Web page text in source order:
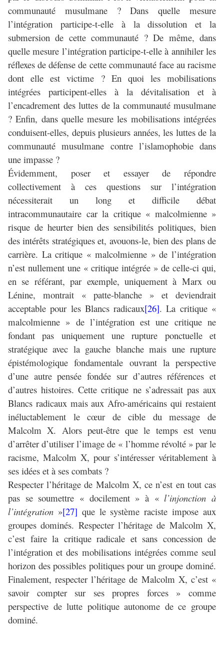
communauté musulmane ? Dans quelle mesure
l’intégration participe-t-elle à la dissolution et la
submersion de cette communauté ? De même, dans
quelle mesure l’intégration participe-t-elle à annihiler les
réflexes de défense de cette communauté face au racisme
dont elle est victime ? En quoi les mobilisations
intégrées participent-elles à la dévitalisation et à
l’encadrement des luttes de la communauté musulmane
? Enfin, dans quelle mesure les mobilisations intégrées
conduisent-elles, depuis plusieurs années, les luttes de la
communauté musulmane contre l’islamophobie dans
une impasse ?
Évidemment, poser et essayer de répondre
collectivement à ces questions sur l’intégration
nécessiterait un long et difficile débat
intracommunautaire car la critique « malcolmienne »
risque de heurter bien des sensibilités politiques, bien
des intérêts stratégiques et, avouons-le, bien des plans de
carrière. La critique « malcolmienne » de l’intégration
n’est nullement une « critique intégrée » de celle-ci qui,
en se référant, par exemple, uniquement à Marx ou
Lénine, montrait « patte-blanche » et deviendrait
acceptable pour les Blancs radicaux[26]. La critique «
malcolmienne » de l’intégration est une critique ne
fondant pas uniquement une rupture ponctuelle et
stratégique avec la gauche blanche mais une rupture
épistémologique fondamentale ouvrant la perspective
d’une autre pensée fondée sur d’autres références et
d’autres histoires. Cette critique ne s’adressait pas aux
Blancs radicaux mais aux Afro-américains qui restaient
inéluctablement le cœur de cible du message de
Malcolm X. Alors peut-être que le temps est venu
d’arrêter d’utiliser l’image de « l’homme révolté » par le
racisme, Malcolm X, pour s’intéresser véritablement à
ses idées et à ses combats ?
Respecter l’héritage de Malcolm X, ce n’est en tout cas
pas se soumettre « docilement » à «l’injonction à
l’intégration »[27] que le système raciste impose aux
groupes dominés. Respecter l’héritage de Malcolm X,
c’est faire la critique radicale et sans concession de
l’intégration et des mobilisations intégrées comme seul
horizon des possibles politiques pour un groupe dominé.
Finalement, respecter l’héritage de Malcolm X, c’est «
savoir compter sur ses propres forces » comme
perspective de lutte politique autonome de ce groupe
dominé.